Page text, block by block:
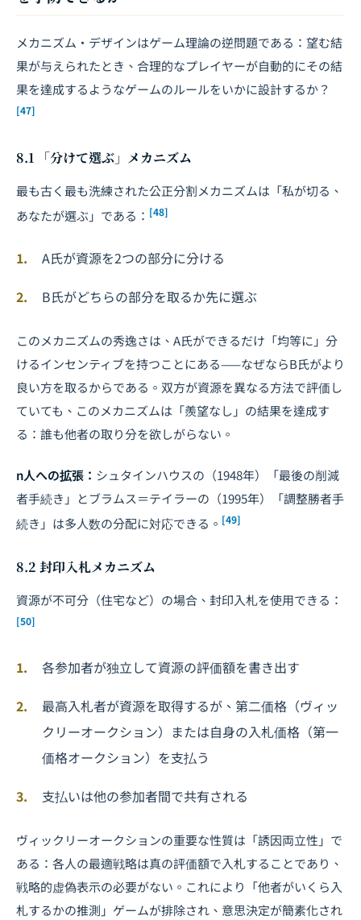
メカニズム・デザインはゲーム理論の逆問題である：望む結
果が与えられたとき、合理的なプレイヤーが自動的にその結
果を達成するようなゲームのルールをいかに設計するか？
[47]
8.1 「分けて選ぶ」メカニズム
最も古く最も洗練された公正分割メカニズムは「私が切る、
あなたが選ぶ」である： [48]
A氏が資源を2つの部分に分ける
B氏がどちらの部分を取るか先に選ぶ
このメカニズムの秀逸さは、A氏ができるだけ「均等に」分
けるインセンティブを持つことにある——なぜならB氏がより
良い方を取るからである。双方が資源を異なる方法で評価し
ていても、このメカニズムは「羨望なし」の結果を達成す
る：誰も他者の取り分を欲しがらない。
n人への拡張： シュタインハウスの（1948年）「最後の削減
者手続き」とブラムス＝テイラーの（1995年）「調整勝者手
続き」は多人数の分配に対応できる。 [49]
8.2 封印入札メカニズム
資源が不可分（住宅など）の場合、封印入札を使用できる：
[50]
各参加者が独立して資源の評価額を書き出す
最高入札者が資源を取得するが、第二価格（ヴィッ
クリーオークション）または自身の入札価格（第一
価格オークション）を支払う
支払いは他の参加者間で共有される
ヴィックリーオークションの重要な性質は「誘因両立性」で
ある：各人の最適戦略は真の評価額で入札することであり、
戦略的虚偽表示の必要がない。これにより「他者がいくら入
札するかの推測」ゲームが排除され、意思決定が簡素化され